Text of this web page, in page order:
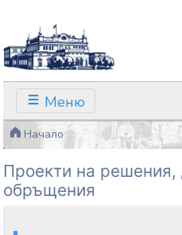
Меню
Начало
Проекти на решения,
обръщения